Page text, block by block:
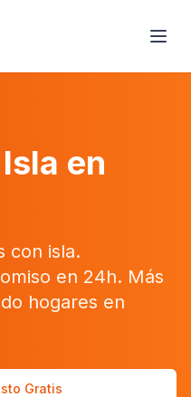
en
con isla.
en 24h. Más
hogares en
Gratis